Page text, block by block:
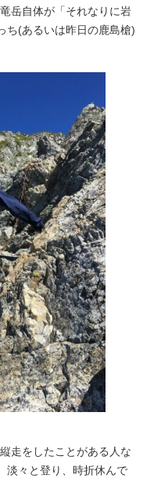
岳自体が「それなりに岩
ち(あるいは昨日の鹿島槍)
走をしたことがある人な
淡々と登り、時折休んで